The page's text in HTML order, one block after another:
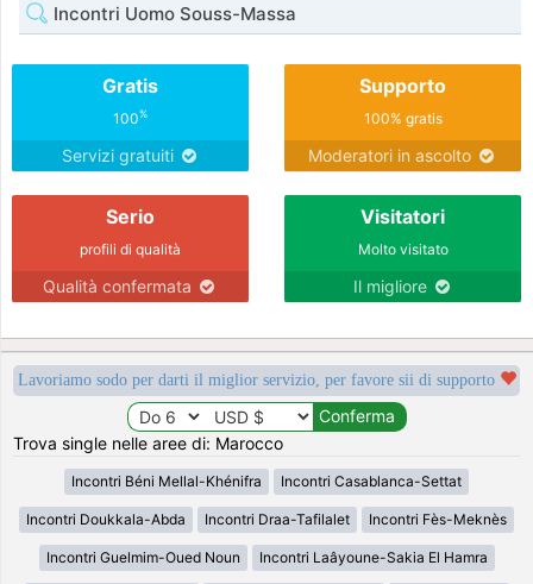
Incontri Uomo Souss-Massa
Gratis
100%
Servizi gratuiti
Supporto
100% gratis
Moderatori in ascolto
Serio
profili di qualità
Qualità confermata
Visitatori
Molto visitato
Il migliore
Lavoriamo sodo per darti il miglior servizio, per favore sii di supporto
Trova single nelle aree di: Marocco
Incontri Béni Mellal-Khénifra Incontri Casablanca-Settat
Incontri Doukkala-Abda Incontri Draa-Tafilalet Incontri Fès-Meknès
Incontri Guelmim-Oued Noun Incontri Laâyoune-Sakia El Hamra